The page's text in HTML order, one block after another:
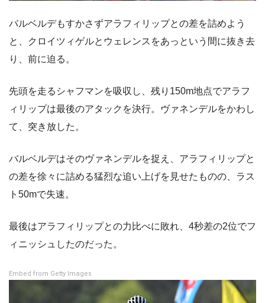
バルベルデもすかさずアラフィリップとの差を詰めよう
と、クロイツィゲルとウェレンスをあっという間に抜き去
り、前に迫る。
先頭を走るシャフマンを吸収し、残り150m地点でアラフ
ィリップは最後のアタックを決行。ヴァネンデルをかわし
て、突き放した。
バルベルデはそのヴァネンデルを捉え、アラフィリップと
の差を徐々に詰める猛烈な追い上げを見せたものの、ラス
ト50mで失速。
最後はアラフィリップとの力比べに敗れ、4秒差の2位でフ
ィニッシュしたのだった。
Embed from Getty Images